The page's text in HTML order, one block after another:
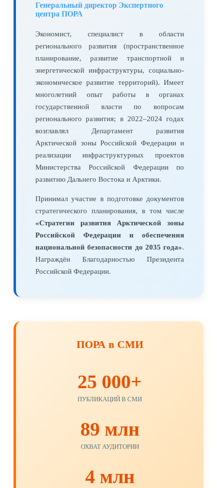
Генеральный директор Экспертного
центра ПОРА
Экономист, специалист в области
регионального развития (пространственное
планирование, развитие транспортной и
энергетической инфраструктуры, социально-
экономическое развитие территорий). Имеет
многолетний опыт работы в органах
государственной власти по вопросам
регионального развития; в 2022–2024 годах
возглавлял Департамент развития
Арктической зоны Российской Федерации и
реализации инфраструктурных проектов
Министерства Российской Федерации по
развитию Дальнего Востока и Арктики.
Принимал участие в подготовке документов
стратегического планирования, в том числе
«Стратегии развития Арктической зоны
Российской Федерации и обеспечения
национальной безопасности до 2035 года».
Награждён Благодарностью Президента
Российской Федерации.
ПОРА в СМИ
25 000+
ПУБЛИКАЦИЙ В СМИ
89 млн
ОХВАТ АУДИТОРИИ
4 млн